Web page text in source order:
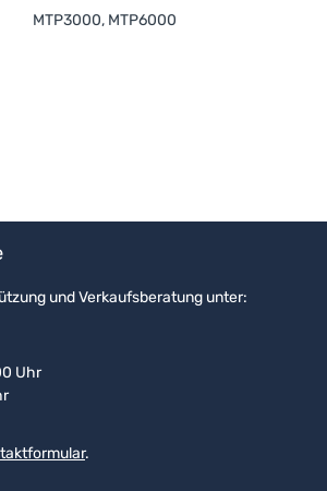
MTP3000, MTP6000
und Verkaufsberatung unter:
Uhr
.